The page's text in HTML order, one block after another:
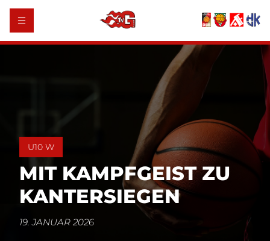
U10 W
MIT KAMPFGEIST ZU
KANTERSIEGEN
19. JANUAR 2026